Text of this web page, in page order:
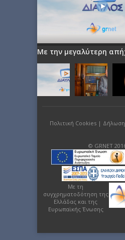
Με την μεγαλύτερη
Πολιτική Cookies| Δήλωση
© GRNET
Με τη
συγχρηματοδότηση της
Ελλάδας και της
Ευρωπαϊκής Ένωσης